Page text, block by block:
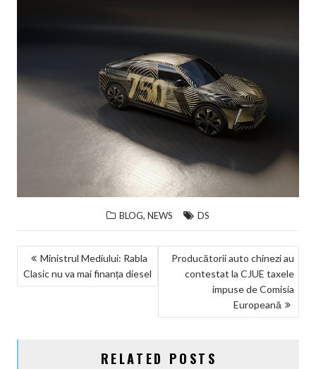
BLOG, NEWS DS
NAVIGARE
ÎN
Ministrul Mediului: Rabla
Clasic nu va mai finanța diesel
Producătorii auto chinezi au
contestat la CJUE taxele
impuse de Comisia
Europeană
RELATED POSTS